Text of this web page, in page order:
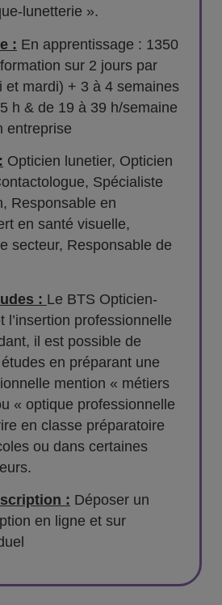
lunetterie ».
: En apprentissage : 1350
sur 2 jours par
et mardi) + 3 à 4 semaines
h & de 19 à 39 h/semaine
entreprise
Opticien lunetier, Opticien
Spécialiste
Responsable en
en santé visuelle,
secteur, Responsable de
: Le BTS Opticien-
l’insertion professionnelle
il est possible de
en préparant une
mention « métiers
« optique professionnelle
en classe préparatoire
ou dans certaines
: Déposer un
en ligne et sur